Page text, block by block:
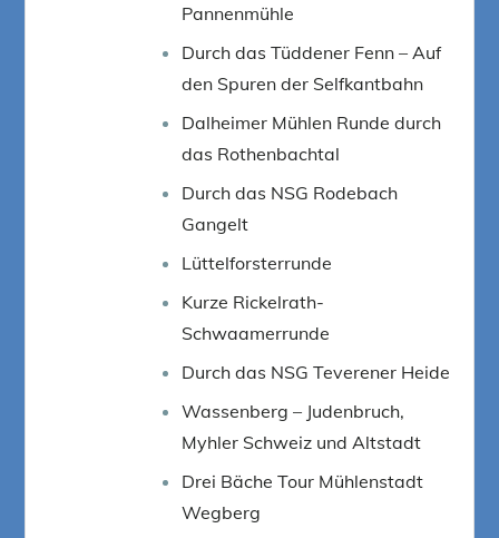
Pannenmühle
Durch das Tüddener Fenn – Auf
den Spuren der Selfkantbahn
Dalheimer Mühlen Runde durch
das Rothenbachtal
Durch das NSG Rodebach
Gangelt
Lüttelforsterrunde
Kurze Rickelrath-
Schwaamerrunde
Durch das NSG Teverener Heide
Wassenberg – Judenbruch,
Myhler Schweiz und Altstadt
Drei Bäche Tour Mühlenstadt
Wegberg